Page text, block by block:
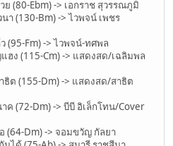
(80-Ebm) -> เอกราช สุวรรณภูมิ
(130-Bm) -> ไวพจน์ เพชร
(95-Fm) -> ไวพจน์-ทศพล
ง (115-Cm) -> แสดงสด/เฉลิมพล
ต (155-Dm) -> แสดงสด/สาธิต
(72-Dm) -> บีบี อิเล็กโทน/Cover
(64-Dm) -> จอมขวัญ กัลยา